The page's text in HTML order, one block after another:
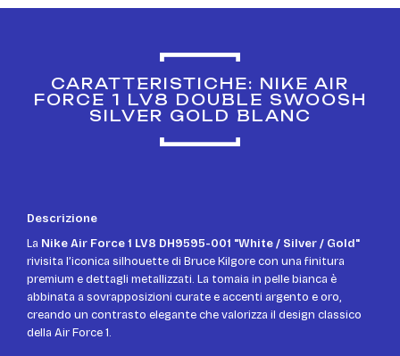
CARATTERISTICHE: NIKE AIR
FORCE 1 LV8 DOUBLE SWOOSH
SILVER GOLD BLANC
Descrizione
La Nike Air Force 1 LV8 DH9595-001 "White / Silver / Gold"
rivisita l’iconica silhouette di Bruce Kilgore con una finitura
premium e dettagli metallizzati. La tomaia in pelle bianca è
abbinata a sovrapposizioni curate e accenti argento e oro,
creando un contrasto elegante che valorizza il design classico
della Air Force 1.